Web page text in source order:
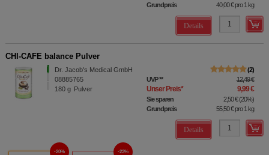
Grundpreis
40,00 €pro 1 kg
Details
CHI-CAFE balance Pulver
Dr. Jacob's Medical GmbH
08885765
180 g Pulver
2
UVP** 12,49 €
Unser Preis* 9,99 €
Sie sparen 2,50 €(20%)
Grundpreis
55,50 €pro 1 kg
Details
20% 23%